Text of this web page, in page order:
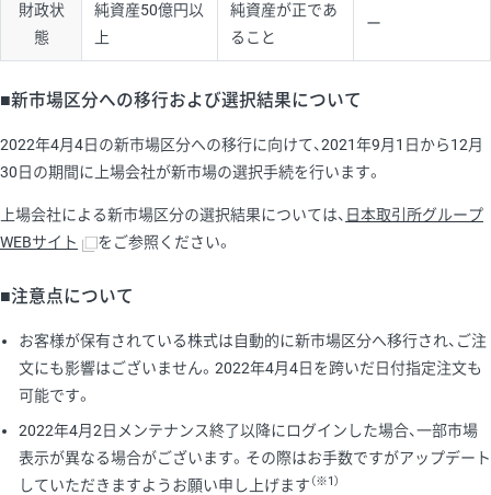
財政状
態
純資産50億円以
上
純資産が正であ
ること
ー
■新市場区分への移行および選択結果について
2022年4月4日の新市場区分への移行に向けて、2021年9月1日から12月
30日の期間に上場会社が新市場の選択手続を行います。
上場会社による新市場区分の選択結果については、 日本取引所グループ
WEBサイト
をご参照ください。
■注意点について
お客様が保有されている株式は自動的に新市場区分へ移行され、ご注
文にも影響はございません。2022年4月4日を跨いだ日付指定注文も
可能です。
2022年4月2日メンテナンス終了以降にログインした場合、一部市場
表示が異なる場合がございます。その際はお手数ですがアップデート
していただきますようお願い申し上げます （※1）